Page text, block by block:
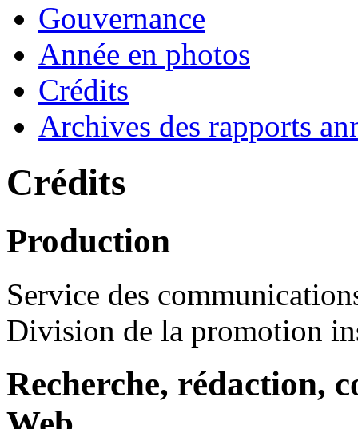
Gouvernance
Année en photos
Crédits
Archives des rapports
Crédits
Production
Service des
Division de la promotion
Recherche, rédaction,